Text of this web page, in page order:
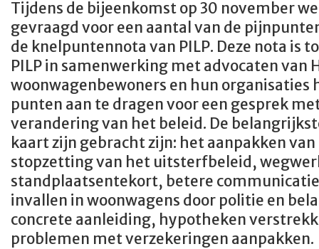
Tijdens de bijeenkomst op 30 november
gevraagd voor een aantal van de
de knelpuntennota van PILP. Deze nota is
PILP in samenwerking met advocaten van
woonwagenbewoners en hun organisaties
punten aan te dragen voor een gesprek
verandering van het beleid. De
kaart zijn gebracht zijn: het aanpakken
stopzetting van het uitsterfbeleid,
standplaatsentekort, betere
invallen in woonwagens door politie en
concrete aanleiding, hypotheken
problemen met verzekeringen aanpakken.